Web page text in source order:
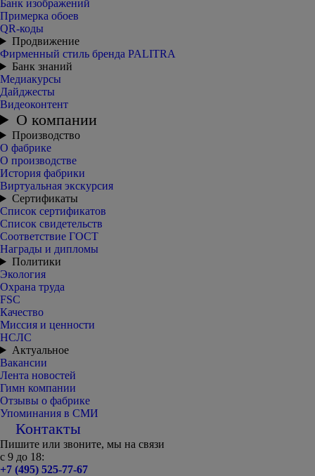
Банк изображений
Примерка обоев
QR-коды
Продвижение
Фирменный стиль бренда PALITRA
Банк знаний
Медиакурсы
Дайджесты
Видеоконтент
О компании
Производство
О фабрике
О производстве
История фабрики
Виртуальная экскурсия
Сертификаты
Список сертификатов
Список свидетельств
Соответствие ГОСТ
Награды и дипломы
Политики
Экология
Охрана труда
FSC
Качество
Миссия и ценности
НСЛС
Актуальное
Вакансии
Лента новостей
Гимн компании
Отзывы о фабрике
Упоминания в СМИ
Контакты
Пишите или звоните, мы на связи
с 9 до 18:
+7 (495) 525-77-67